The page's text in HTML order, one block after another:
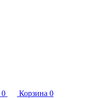
0 Корзина 0